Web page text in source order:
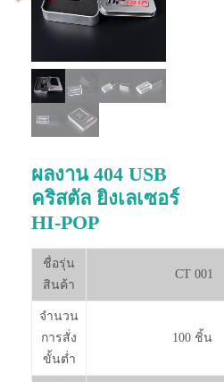
ผลงาน 404 USB
คริสตัล ยิงเลเซอร์
HI-POP
ชื่อรุ่น
สินค้า
CT 001
จำนวน
การสั่ง
ขั้นต่ำ
100 ชิ้น